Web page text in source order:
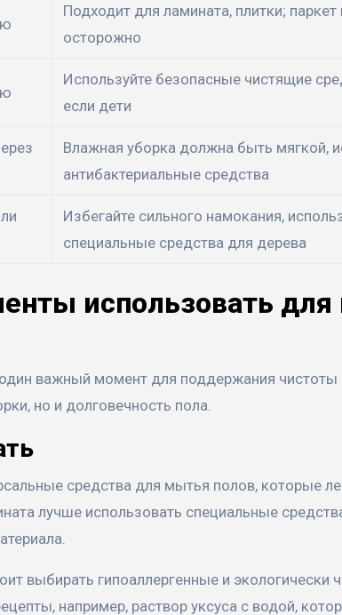
Подходит для ламината, плитки;
осторожно
Используйте безопасные чистящие
если дети
Влажная уборка должна быть мягкой,
антибактериальные средства
Избегайте сильного намокания,
специальные средства для дерева
использовать
важный момент для поддержания чистоты
но и долговечность пола.
средства для мытья полов, которые
лучше использовать специальные
выбирать гипоаллергенные и экологически
например, раствор уксуса с водой,